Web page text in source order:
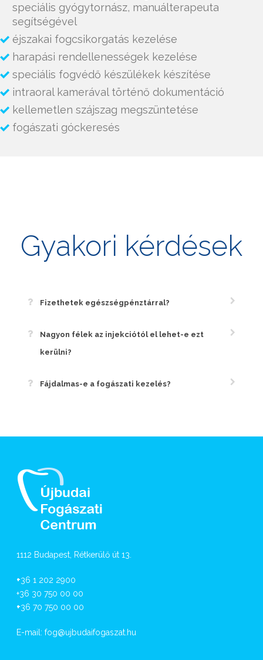
speciális gyógytornász, manuálterapeuta
segítségével
éjszakai fogcsikorgatás kezelése
harapási rendellenességek kezelése
speciális fogvédő készülékek készítése
intraoral kamerával történő dokumentáció
kellemetlen szájszag megszüntetése
fogászati góckeresés
Gyakori kérdések
Fizethetek egészségpénztárral?
Nagyon félek az injekciótól el lehet-e ezt
kerülni?
Fájdalmas-e a fogászati kezelés?
1112 Budapest, Rétkerülő út 13.
+36 1 202 2900
+36 30 750 00 00
+36 70 750 00 00
E-mail:fog@ujbudaifogaszat.hu